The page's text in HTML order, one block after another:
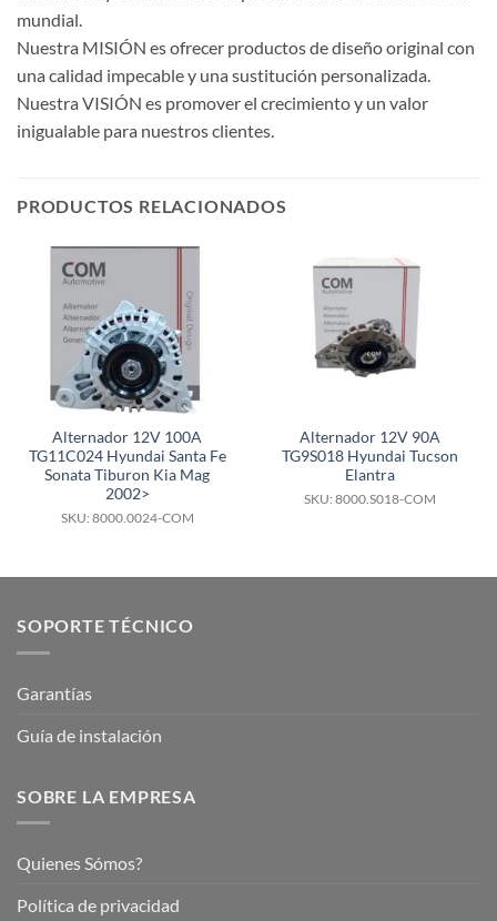
mundial.
Nuestra MISIÓN es ofrecer productos de diseño original con
una calidad impecable y una sustitución personalizada.
Nuestra VISIÓN es promover el crecimiento y un valor
inigualable para nuestros clientes.
PRODUCTOS RELACIONADOS
Alternador 12V 100A
TG11C024 Hyundai Santa Fe
Sonata Tiburon Kia Mag
2002>
SKU: 8000.0024-COM
Alternador 12V 90A
TG9S018 Hyundai Tucson
Elantra
SKU: 8000.S018-COM
SOPORTE TÉCNICO
Garantías
Guía de instalación
SOBRE LA EMPRESA
Quienes Sómos?
Política de privacidad